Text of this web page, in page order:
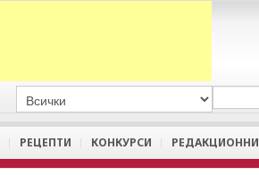
РЕЦЕПТИ КОНКУРСИ РЕДАКЦИОННИ